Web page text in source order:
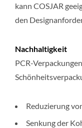
kann COSJAR
den
Nachhaltigkeit
PCR-
Reduzierung
Senkung der